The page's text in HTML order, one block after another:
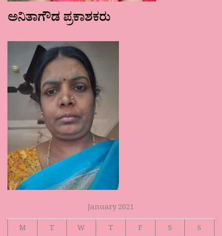
ಅನಿತಾಗೌಡ ಪ್ರಕಾಶಕರು
January 2021
M
T W T F S
S